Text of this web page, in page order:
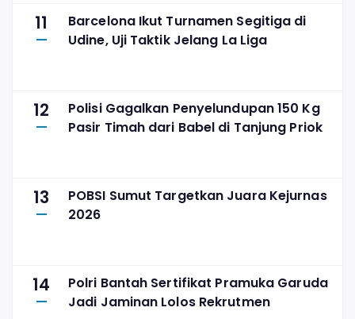
11
Barcelona Ikut Turnamen Segitiga di
Udine, Uji Taktik Jelang La Liga
12
Polisi Gagalkan Penyelundupan 150 Kg
Pasir Timah dari Babel di Tanjung Priok
13
POBSI Sumut Targetkan Juara Kejurnas
2026
14
Polri Bantah Sertifikat Pramuka Garuda
Jadi Jaminan Lolos Rekrutmen